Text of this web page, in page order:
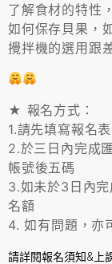
了解食材的特性
如何保存貝果，
攪拌機的選用跟
★ 報名方式：
1.請先填寫報名表
2.於三日內完成
帳號後五碼
3.如未於3日內
名額
4. 如有問題，
請詳閱報名須知&上